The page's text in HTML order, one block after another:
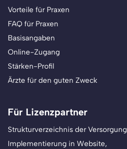
Vorteile für Praxen
FAQ für Praxen
Basisangaben
Online-Zugang
Stärken-Profil
Ärzte für den guten Zweck
Für Lizenzpartner
Strukturverzeichnis der Versorgung
Implementierung in Website,